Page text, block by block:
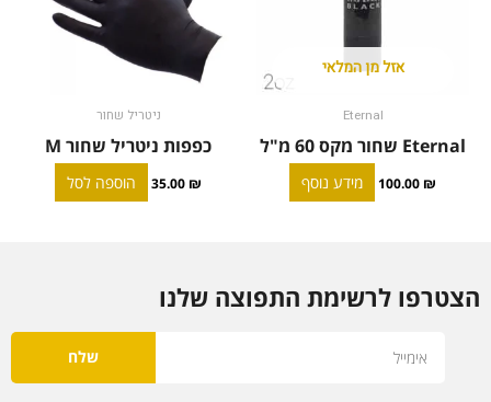
אזל מן המלאי
Eternal
Eternal שחור מקס 60 מ"ל
100.00 ₪ מידע נוסף
ניטריל שחור
כפפות ניטריל שחור M
35.00 ₪ הוספה לסל
הצטרפו לרשימת התפוצה שלנו
שלח